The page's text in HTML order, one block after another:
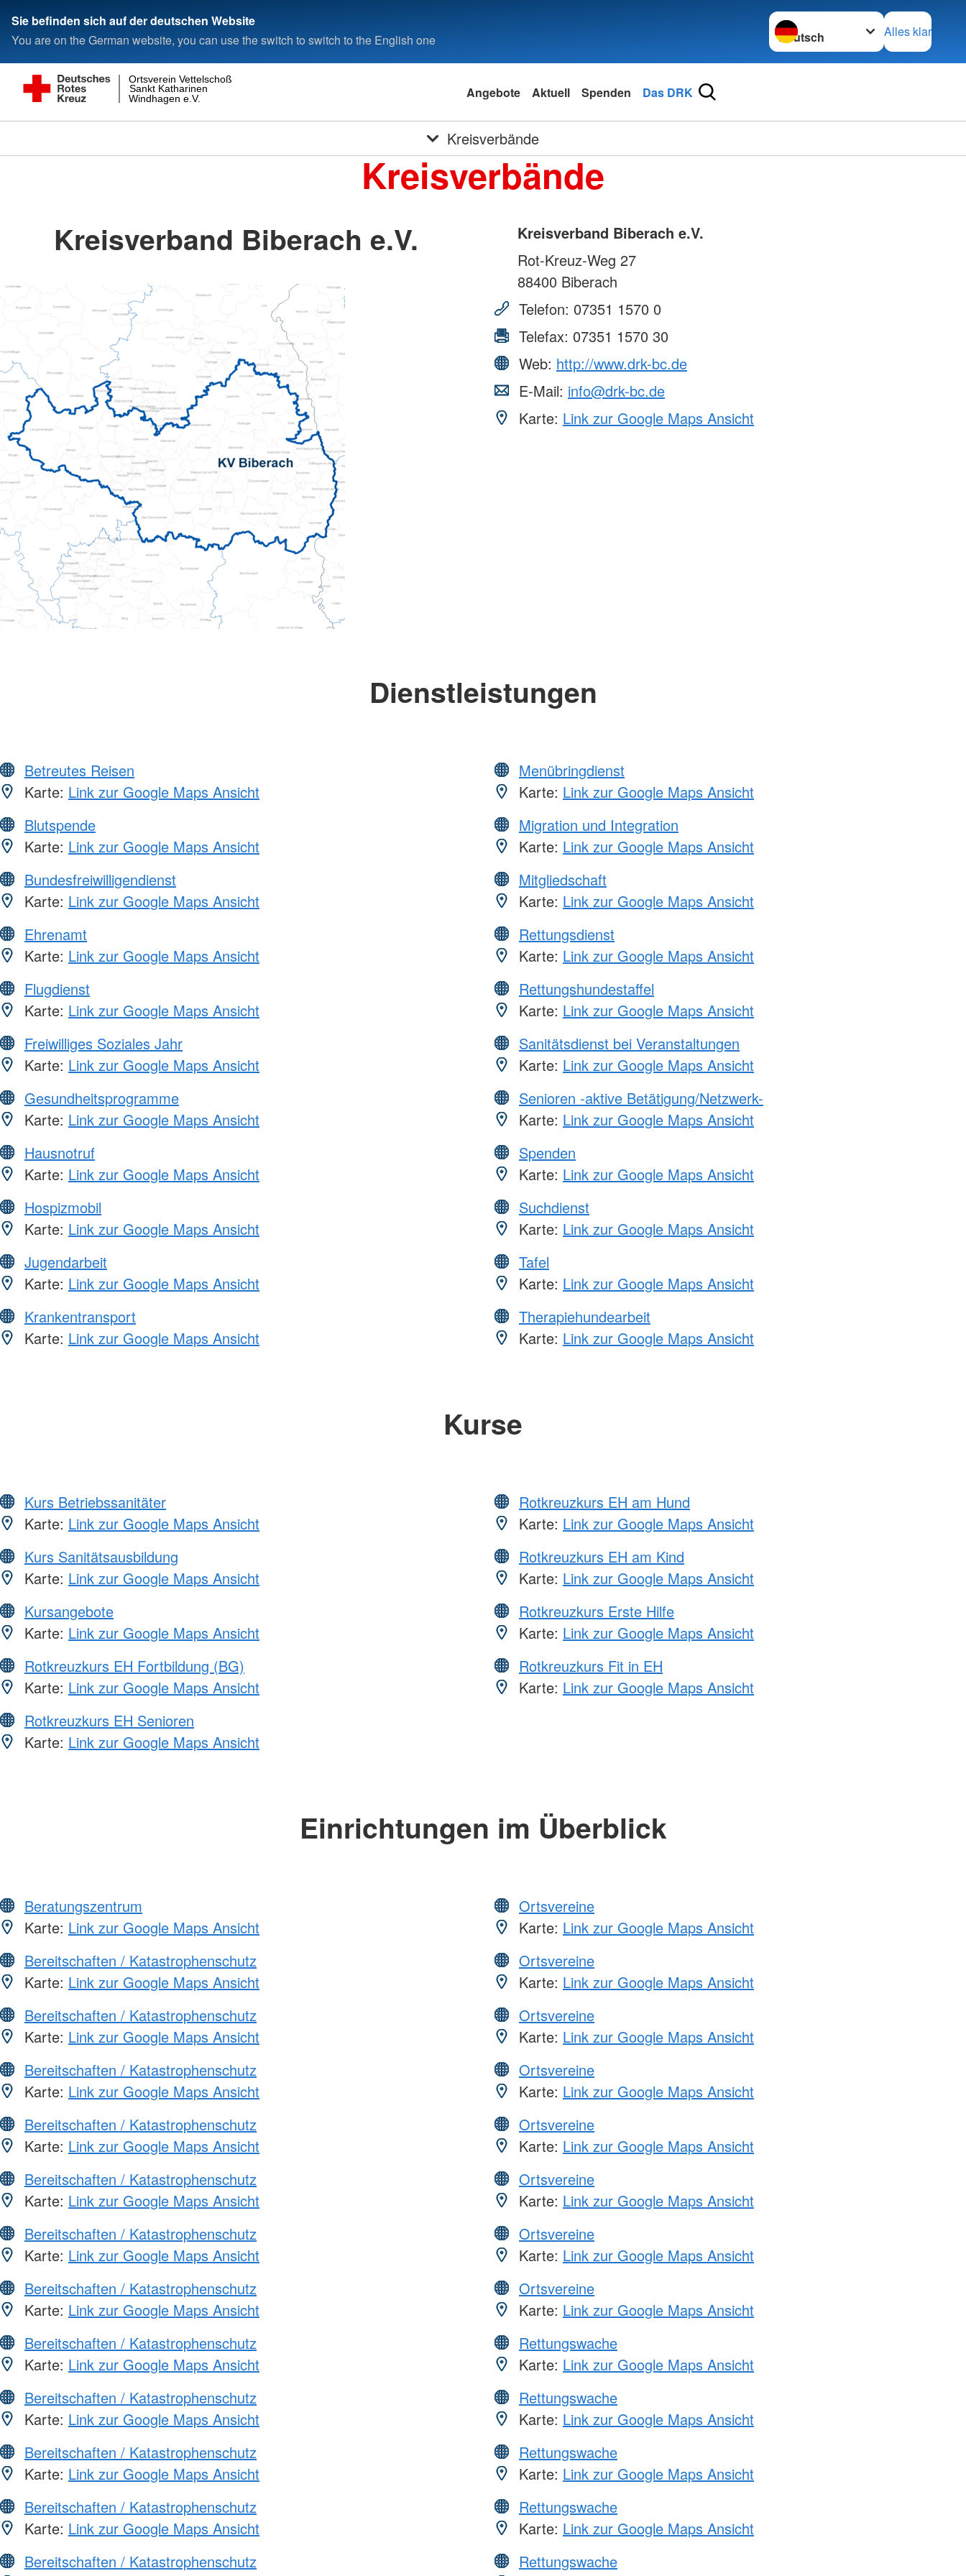
Sie befinden sich auf der deutschen Website
You are on the German website, you can use the switch to switch to the English one
Sprache wechseln zu
Alles klar
Windhagen e.V.
Sankt Katharinen
Ortsverein Vettelschoß
Angebote Aktuell Spenden Das DRK
Kreisverbände
Kreisverbände
Kreisverband Biberach e.V.
Kreisverband Biberach e.V.
Rot-Kreuz-Weg 27
88400 Biberach
Telefon: 07351 1570 0
Telefax: 07351 1570 30
Web: http://www.drk-bc.de
E-Mail: info@drk-bc.de
Karte: Link zur Google Maps Ansicht
Dienstleistungen
Betreutes Reisen
Karte: Link zur Google Maps Ansicht
Blutspende
Karte: Link zur Google Maps Ansicht
Bundesfreiwilligendienst
Karte: Link zur Google Maps Ansicht
Ehrenamt
Karte: Link zur Google Maps Ansicht
Flugdienst
Karte: Link zur Google Maps Ansicht
Freiwilliges Soziales Jahr
Karte: Link zur Google Maps Ansicht
Gesundheitsprogramme
Karte: Link zur Google Maps Ansicht
Hausnotruf
Karte: Link zur Google Maps Ansicht
Hospizmobil
Karte: Link zur Google Maps Ansicht
Jugendarbeit
Karte: Link zur Google Maps Ansicht
Krankentransport
Karte: Link zur Google Maps Ansicht
Menübringdienst
Karte: Link zur Google Maps Ansicht
Migration und Integration
Karte: Link zur Google Maps Ansicht
Mitgliedschaft
Karte: Link zur Google Maps Ansicht
Rettungsdienst
Karte: Link zur Google Maps Ansicht
Rettungshundestaffel
Karte: Link zur Google Maps Ansicht
Sanitätsdienst bei Veranstaltungen
Karte: Link zur Google Maps Ansicht
Senioren -aktive Betätigung/Netzwerk-
Karte: Link zur Google Maps Ansicht
Spenden
Karte: Link zur Google Maps Ansicht
Suchdienst
Karte: Link zur Google Maps Ansicht
Tafel
Karte: Link zur Google Maps Ansicht
Therapiehundearbeit
Karte: Link zur Google Maps Ansicht
Kurse
Kurs Betriebssanitäter
Karte: Link zur Google Maps Ansicht
Kurs Sanitätsausbildung
Karte: Link zur Google Maps Ansicht
Kursangebote
Karte: Link zur Google Maps Ansicht
Rotkreuzkurs EH Fortbildung (BG)
Karte: Link zur Google Maps Ansicht
Rotkreuzkurs EH Senioren
Karte: Link zur Google Maps Ansicht
Rotkreuzkurs EH am Hund
Karte: Link zur Google Maps Ansicht
Rotkreuzkurs EH am Kind
Karte: Link zur Google Maps Ansicht
Rotkreuzkurs Erste Hilfe
Karte: Link zur Google Maps Ansicht
Rotkreuzkurs Fit in EH
Karte: Link zur Google Maps Ansicht
Einrichtungen im Überblick
Beratungszentrum
Karte: Link zur Google Maps Ansicht
Bereitschaften / Katastrophenschutz
Karte: Link zur Google Maps Ansicht
Bereitschaften / Katastrophenschutz
Karte: Link zur Google Maps Ansicht
Bereitschaften / Katastrophenschutz
Karte: Link zur Google Maps Ansicht
Bereitschaften / Katastrophenschutz
Karte: Link zur Google Maps Ansicht
Bereitschaften / Katastrophenschutz
Karte: Link zur Google Maps Ansicht
Bereitschaften / Katastrophenschutz
Karte: Link zur Google Maps Ansicht
Bereitschaften / Katastrophenschutz
Karte: Link zur Google Maps Ansicht
Bereitschaften / Katastrophenschutz
Karte: Link zur Google Maps Ansicht
Bereitschaften / Katastrophenschutz
Karte: Link zur Google Maps Ansicht
Bereitschaften / Katastrophenschutz
Karte: Link zur Google Maps Ansicht
Bereitschaften / Katastrophenschutz
Karte: Link zur Google Maps Ansicht
Bereitschaften / Katastrophenschutz
Ortsvereine
Karte: Link zur Google Maps Ansicht
Ortsvereine
Karte: Link zur Google Maps Ansicht
Ortsvereine
Karte: Link zur Google Maps Ansicht
Ortsvereine
Karte: Link zur Google Maps Ansicht
Ortsvereine
Karte: Link zur Google Maps Ansicht
Ortsvereine
Karte: Link zur Google Maps Ansicht
Ortsvereine
Karte: Link zur Google Maps Ansicht
Ortsvereine
Karte: Link zur Google Maps Ansicht
Rettungswache
Karte: Link zur Google Maps Ansicht
Rettungswache
Karte: Link zur Google Maps Ansicht
Rettungswache
Karte: Link zur Google Maps Ansicht
Rettungswache
Karte: Link zur Google Maps Ansicht
Rettungswache